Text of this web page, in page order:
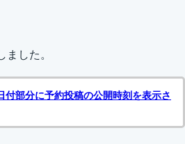
ました。
部分に予約投稿の公開時刻を表示さ